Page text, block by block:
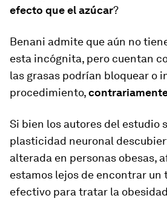
efecto que el azúcar?
Benani admite que aún no
esta incógnita, pero cuentan
las grasas podrían bloquear o
procedimiento,
Si bien los autores del estudio
plasticidad neuronal
alterada en personas obesas,
estamos lejos de encontrar
efectivo para tratar la